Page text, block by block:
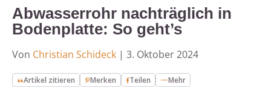
Abwasserrohr nachträglich in
Bodenplatte: So geht’s
Von Christian Schideck | 3. Oktober 2024
Artikel zitieren Merken Teilen Mehr